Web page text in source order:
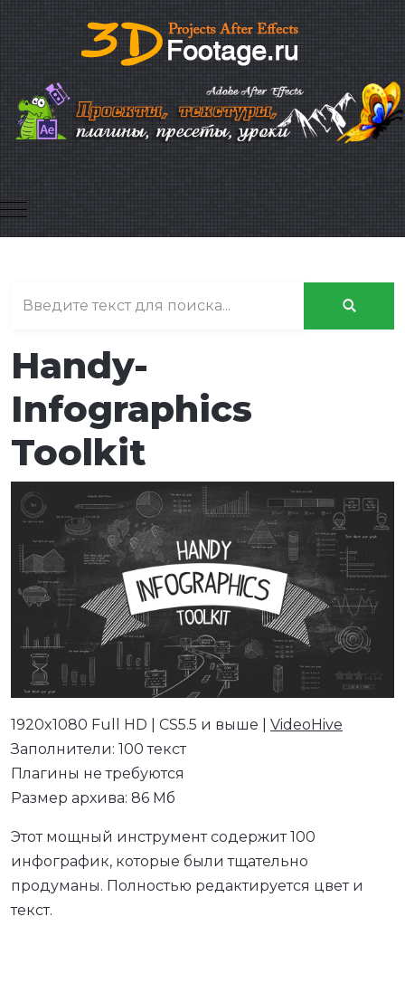
Mobile Menu Toggle
Handy-
Infographics
Toolkit
1920x1080 Full HD | CS5.5 и выше | VideoHive
Заполнители: 100 текст
Плагины не требуются
Размер архива: 86 Мб
Этот мощный инструмент содержит 100
инфографик, которые были тщательно
продуманы. Полностью редактируется цвет и
текст.